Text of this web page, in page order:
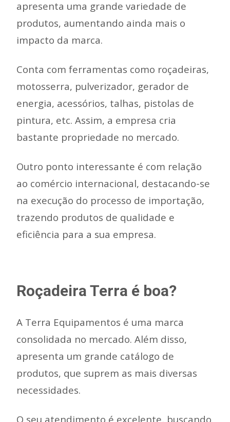
apresenta uma grande variedade de
produtos, aumentando ainda mais o
impacto da marca.
Conta com ferramentas como roçadeiras,
motosserra, pulverizador, gerador de
energia, acessórios, talhas, pistolas de
pintura, etc. Assim, a empresa cria
bastante propriedade no mercado.
Outro ponto interessante é com relação
ao comércio internacional, destacando-se
na execução do processo de importação,
trazendo produtos de qualidade e
eficiência para a sua empresa.
Roçadeira Terra é boa?
A Terra Equipamentos é uma marca
consolidada no mercado. Além disso,
apresenta um grande catálogo de
produtos, que suprem as mais diversas
necessidades.
O seu atendimento é excelente, buscando